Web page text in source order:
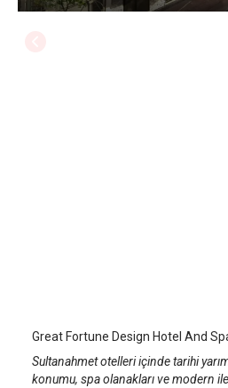
Great Fortune Design Hotel And
Sultanahmet otelleri içinde tarihi
konumu, spa olanakları ve modern